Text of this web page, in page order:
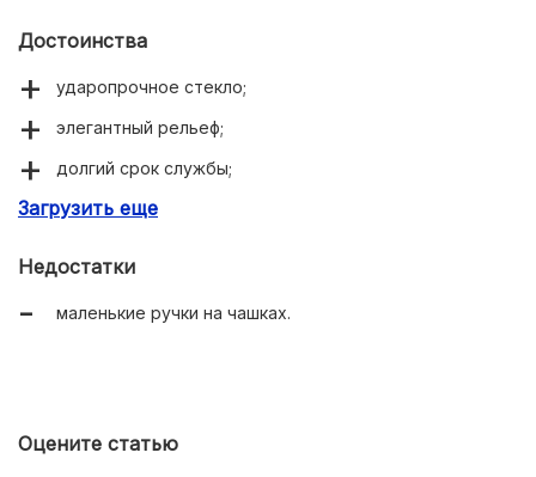
Достоинства
ударопрочное стекло;
элегантный рельеф;
долгий срок службы;
подходит для микроволновок и посудомоечных
Загрузить еще
Недостатки
маленькие ручки на чашках.
Оцените статью